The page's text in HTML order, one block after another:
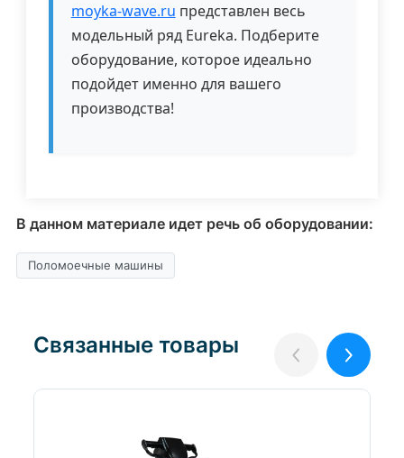
moyka-wave.ru представлен весь
модельный ряд Eureka. Подберите
оборудование, которое идеально
подойдет именно для вашего
производства!
В данном материале идет речь об оборудовании:
Поломоечные машины
Связанные товары
Назад Вперёд